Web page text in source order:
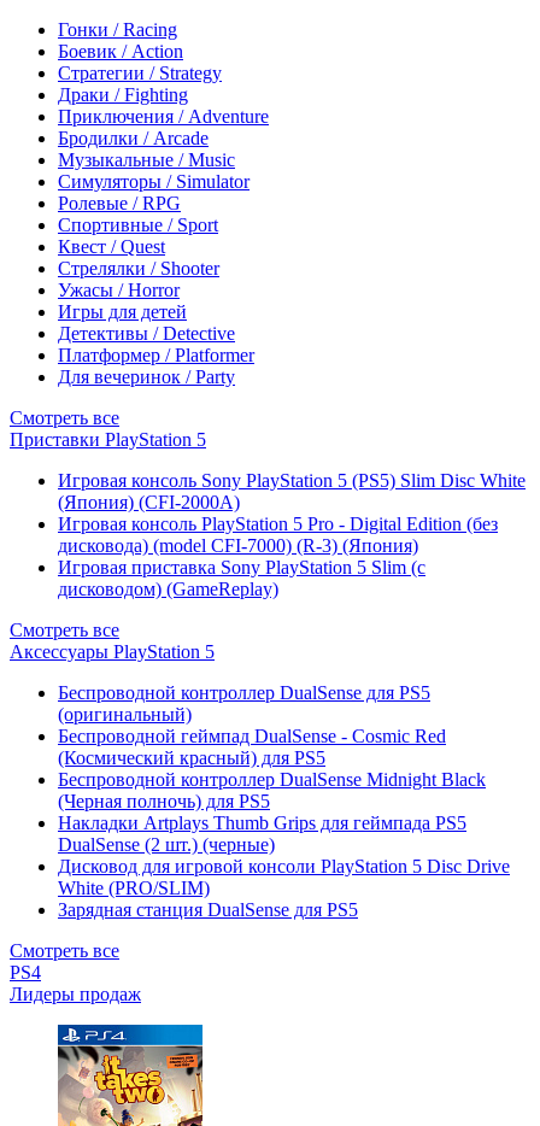
Гонки / Racing
Боевик / Action
Стратегии / Strategy
Драки / Fighting
Приключения / Adventure
Бродилки / Arcade
Музыкальные / Music
Симуляторы / Simulator
Ролевые / RPG
Спортивные / Sport
Квест / Quest
Стрелялки / Shooter
Ужасы / Horror
Игры для детей
Детективы / Detective
Платформер / Platformer
Для вечеринок / Party
Смотреть все
Приставки PlayStation 5
Игровая консоль Sony PlayStation 5 (PS5) Slim Disc White
(Япония) (CFI-2000A)
Игровая консоль PlayStation 5 Pro - Digital Edition (без
дисковода) (model CFI-7000) (R-3) (Япония)
Игровая приставка Sony PlayStation 5 Slim (с
дисководом) (GameReplay)
Смотреть все
Аксессуары PlayStation 5
Беспроводной контроллер DualSense для PS5
(оригинальный)
Беспроводной геймпад DualSense - Cosmic Red
(Космический красный) для PS5
Беспроводной контроллер DualSense Midnight Black
(Черная полночь) для PS5
Накладки Artplays Thumb Grips для геймпада PS5
DualSense (2 шт.) (черные)
Дисковод для игровой консоли PlayStation 5 Disc Drive
White (PRO/SLIM)
Зарядная станция DualSense для PS5
Смотреть все
PS4
Лидеры продаж